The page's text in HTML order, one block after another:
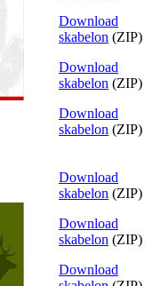
Download
skabelon (ZIP)
Download
skabelon (ZIP)
Download
skabelon (ZIP)
Download
skabelon (ZIP)
Download
skabelon (ZIP)
Download